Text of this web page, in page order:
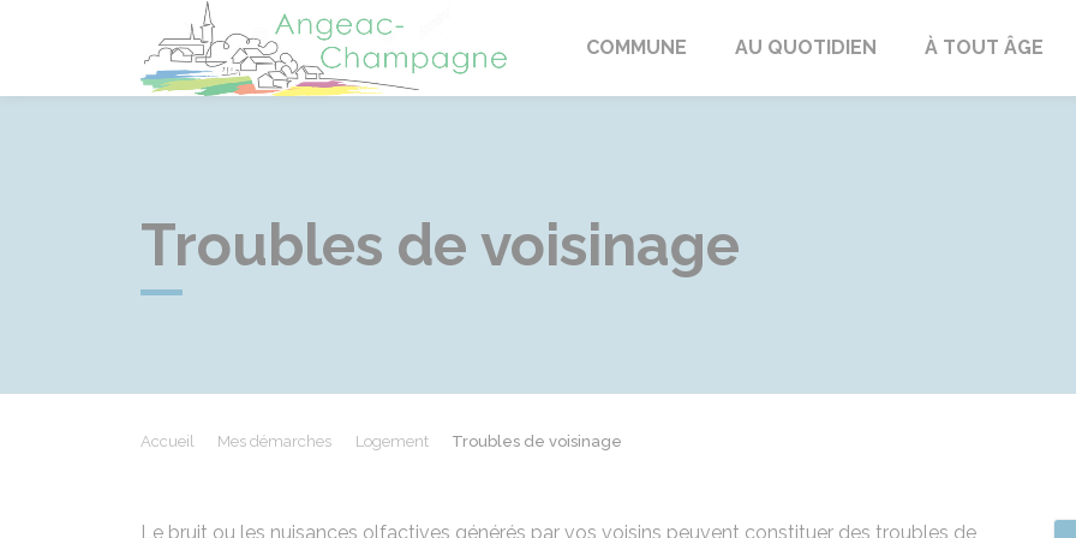
Angeac-Champagne
COMMUNE AU QUOTIDIEN À TOUT ÂGE
Troubles de voisinage
Accueil Mes démarches Logement Troubles de voisinage
Le bruit ou les nuisances olfactives générés par vos voisins peuvent constituer des troubles de